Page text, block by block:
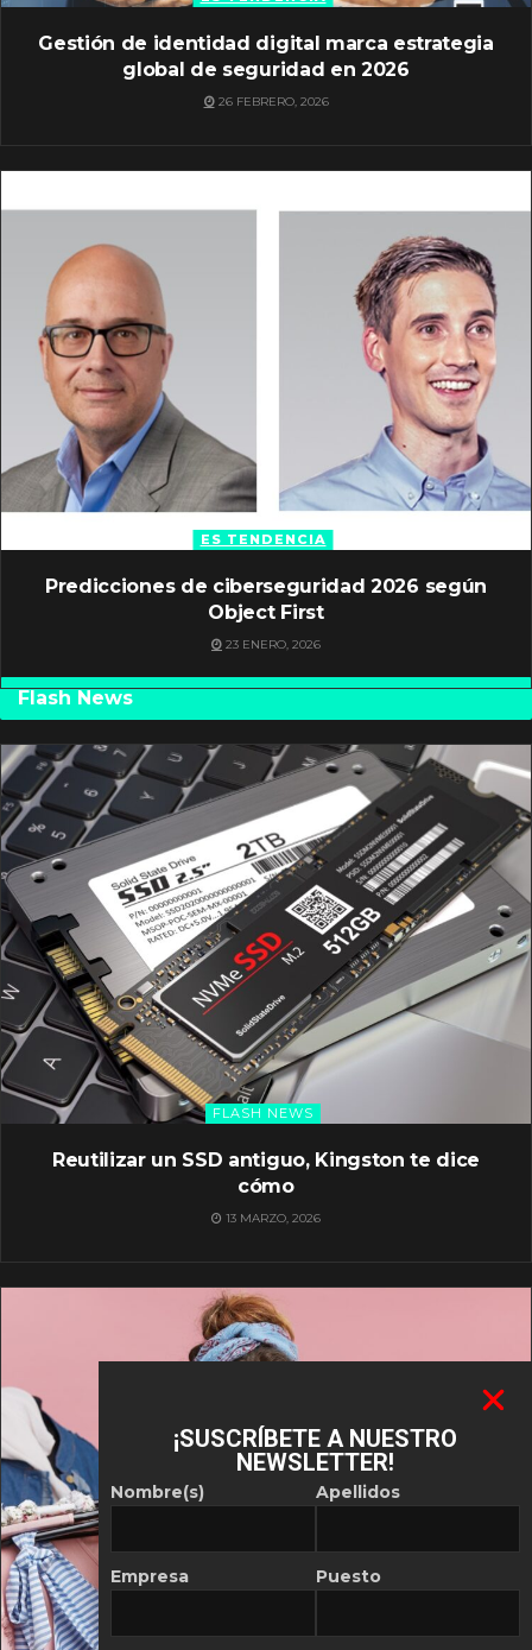
Gestión de identidad digital marca estrategia
global de seguridad en 2026
26 FEBRERO, 2026
ES TENDENCIA
Predicciones de ciberseguridad 2026 según
Object First
23 ENERO, 2026
Flash News
FLASH NEWS
Reutilizar un SSD antiguo, Kingston te dice
cómo
13 MARZO, 2026
¡SUSCRÍBETE A NUESTRO
NEWSLETTER!
Nombre(s)
Empresa
Apellidos
Puesto